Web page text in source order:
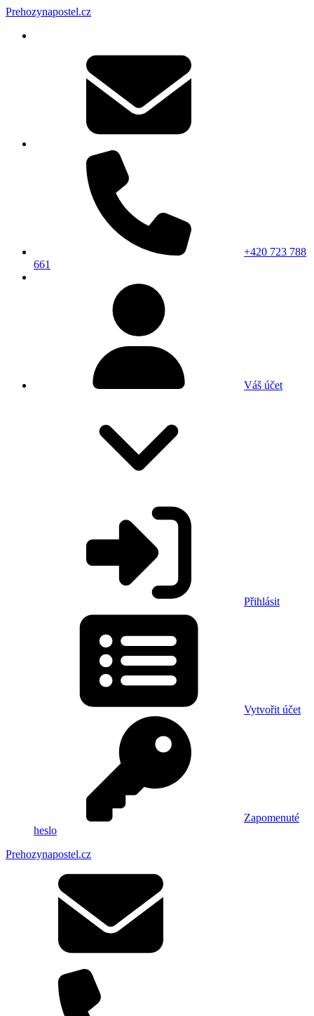
Prehozynapostel.cz
+420 723 788
661
Váš účet
Přihlásit
Vytvořit účet
Zapomenuté
heslo
Prehozynapostel.cz